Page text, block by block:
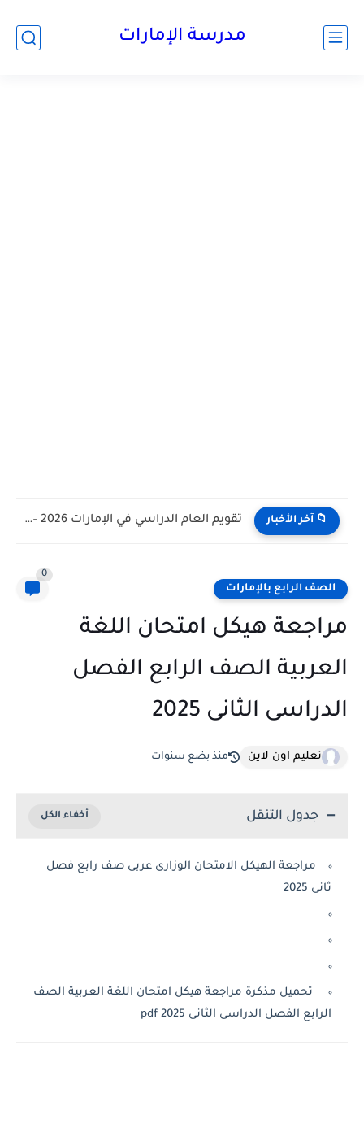
مدرسة الإمارات
📁 آخر الأخبار تقويم العام الدراسي في الإمارات 2026 – 2027 - مواعيد...
الصف الرابع بالإمارات
0
مراجعة هيكل امتحان اللغة
العربية الصف الرابع الفصل
الدراسى الثانى 2025
تعليم اون لاين منذ بضع سنوات
جدول التنقل
مراجعة الهيكل الامتحان الوزارى عربى صف رابع فصل
ثانى 2025
تحميل مذكرة مراجعة هيكل امتحان اللغة العربية الصف
الرابع الفصل الدراسى الثانى 2025 pdf